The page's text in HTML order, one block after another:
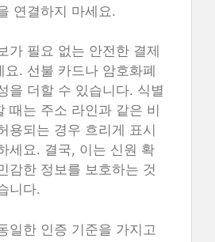
연결하지 마세요.
가 필요 없는 안전한 결제
요. 선불 카드나 암호화폐
을 더할 수 있습니다. 식별
때는 주소 라인과 같은 비
용되는 경우 흐리게 표시
세요. 결국, 이는 신원 확
감한 정보를 보호하는 것
니다.
일한 인증 기준을 가지고